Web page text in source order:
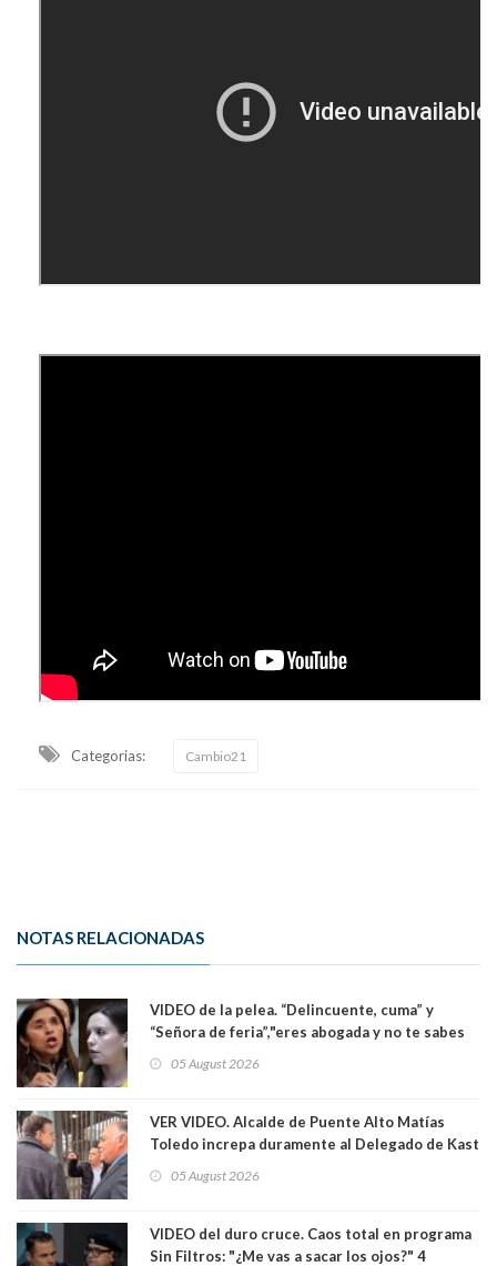
Categorias: Cambio21
NOTAS RELACIONADAS
VIDEO de la pelea. “Delincuente, cuma” y
“Señora de feria”,"eres abogada y no te sabes
senadoras Camila Flores y Fabiola Campillai en
05 August 2026
VER VIDEO. Alcalde de Puente Alto Matías
Toledo increpa duramente al Delegado de Kast
delegado nuevamente arrancando"
05 August 2026
VIDEO del duro cruce. Caos total en programa
Sin Filtros: "¿Me vas a sacar los ojos?" 4